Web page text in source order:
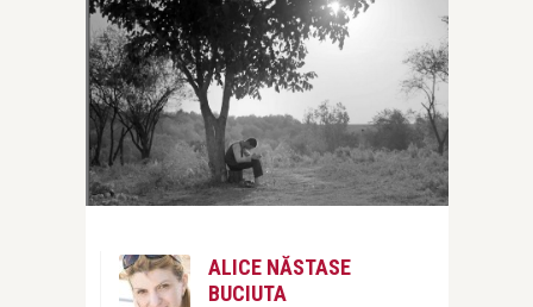
ALICE NĂSTASE
BUCIUTA